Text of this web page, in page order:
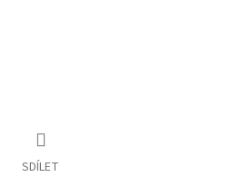
SDÍLET